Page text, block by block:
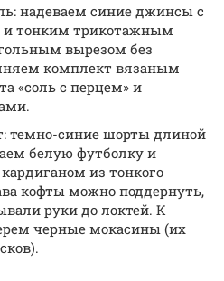
надеваем синие джинсы с
и тонким трикотажным
вырезом без
комплект вязаным
«соль с перцем» и
темно-синие шорты длиной
белую футболку и
из тонкого
кофты можно поддернуть,
руки до локтей. К
черные мокасины (их